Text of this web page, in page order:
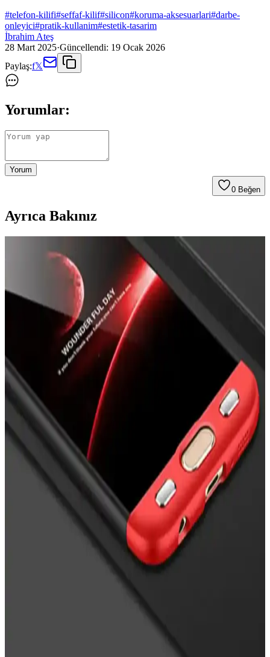
#telefon-kilifi#seffaf-kilif#silicon#koruma-aksesuarlari#darbe-
onleyici#pratik-kullanim#estetik-tasarim
İbrahim Ateş
28 Mart 2025·Güncellendi: 19 Ocak 2026
Paylaş:f𝕏
Yorumlar:
Yorum
0 Beğen
Ayrıca Bakınız
Prolysus Samsung Galaxy M31 Kapaklı Standlı
Cüzdan Kılıfı İncelemesi ve Kullanıcı Yorumları
Prolysus'un Samsung Galaxy M31 uyumlu kapaklı standlı cüzdan
kılıfı, yüksek kaliteli malzeme ve fonksiyonellik sunar. Estetik
tasarımıyla kullanıcı memnuniyetini artırırken, koruma ve kullanım
En İyi iPhone Kılıfları: Dayanıklılık, Tasarım ve
Koruma Özellikleri Analizi
İşte iPhone'unuzu koruyan en iyi kılıflar, dayanıklılık, tasarım ve
koruma seviyeleriyle ilgili detaylar ve güncel trendler hakkında bilgi.
Nazar Boncuklu Telefon Kılıfları: Estetik ve Manevi
Koruma Sunan Trend Aksesuarlar
Nazar boncuklu telefon kılıfları, estetik ve manevi koruma sağlayan,
çeşitli tasarım ve modellerle telefonunuza şıklık katarken kötü
enerjilere karşı koruma sunar.
Apple iPhone 16 Pro Max için MagSafe Silikon Kılıf
İncelemesi ve Kullanım Avantajları
Apple iPhone 16 Pro Max için tasarlanan MagSafe silikon kılıf, şık
tasarımı ve yüksek koruma özellikleriyle günlük kullanımda ideal bir
Nokia X Siyah Flip Cover İncelemesi: Tasarım,
Koruma ve Kullanıcı Yorumları
Nokia X Siyah Flip Cover, şık tasarımı ve pratik kullanımıyla
telefonunuzu çizik ve darbelere karşı koruyan uygun fiyatlı bir
aksesuar. Uzun vadeli dayanıklılık ve malzeme kalitesi konularında